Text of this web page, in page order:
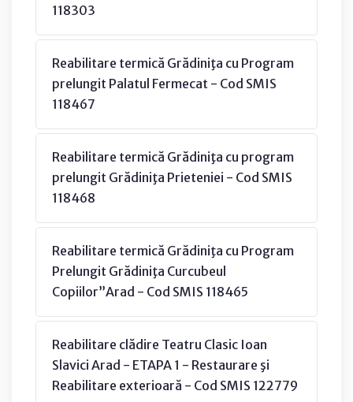
118303
Reabilitare termică Grădiniţa cu Program
prelungit Palatul Fermecat - Cod SMIS
118467
Reabilitare termică Grădiniţa cu program
prelungit Grădiniţa Prieteniei - Cod SMIS
118468
Reabilitare termică Grădiniţa cu Program
Prelungit Grădiniţa Curcubeul
Copiilor”Arad - Cod SMIS 118465
Reabilitare clădire Teatru Clasic Ioan
Slavici Arad - ETAPA 1 - Restaurare şi
Reabilitare exterioară - Cod SMIS 122779